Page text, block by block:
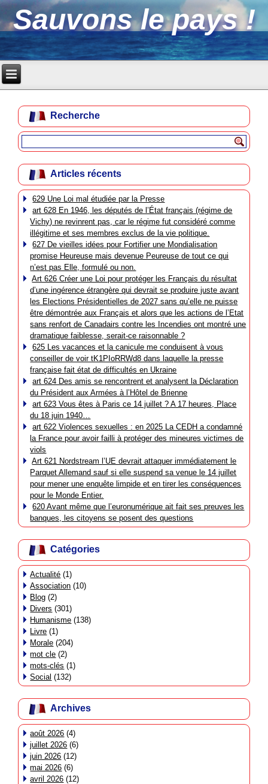
Sauvons le pays !
Recherche
Articles récents
629 Une Loi mal étudiée par la Presse
art 628 En 1946, les députés de l’État français (régime de
Vichy) ne revinrent pas, car le régime fut considéré comme
illégitime et ses membres exclus de la vie politique.
627 De vieilles idées pour Fortifier une Mondialisation
promise Heureuse mais devenue Peureuse de tout ce qui
n’est pas Elle, formulé ou non.
Art 626 Créer une Loi pour protéger les Français du résultat
d’une ingérence étrangère qui devrait se produire juste avant
les Elections Présidentielles de 2027 sans qu’elle ne puisse
être démontrée aux Français et alors que les actions de l’Etat
sans renfort de Canadairs contre les Incendies ont montré une
dramatique faiblesse, serait-ce raisonnable ?
625 Les vacances et la canicule me conduisent à vous
conseiller de voir tK1PIoRRWd8 dans laquelle la presse
française fait état de difficultés en Ukraine
art 624 Des amis se rencontrent et analysent la Déclaration
du Président aux Armées à l’Hôtel de Brienne
art 623 Vous êtes à Paris ce 14 juillet ? A 17 heures, Place
du 18 juin 1940…
art 622 Violences sexuelles : en 2025 La CEDH a condamné
la France pour avoir failli à protéger des mineures victimes de
viols
Art 621 Nordstream l’UE devrait attaquer immédiatement le
Parquet Allemand sauf si elle suspend sa venue le 14 juillet
pour mener une enquête limpide et en tirer les conséquences
pour le Monde Entier.
620 Avant même que l’euronumérique ait fait ses preuves les
banques, les citoyens se posent des questions
Catégories
Actualité (1)
Association (10)
Blog (2)
Divers (301)
Humanisme (138)
Livre (1)
Morale (204)
mot cle (2)
mots-clés (1)
Social (132)
Archives
août 2026 (4)
juillet 2026 (6)
juin 2026 (12)
mai 2026 (6)
avril 2026 (12)